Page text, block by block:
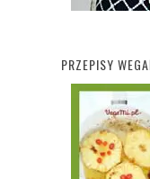
PRZEPISY